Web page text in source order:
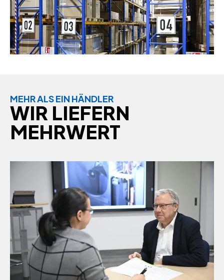
MEHR ALS EIN HÄNDLER
WIR LIEFERN
MEHRWERT